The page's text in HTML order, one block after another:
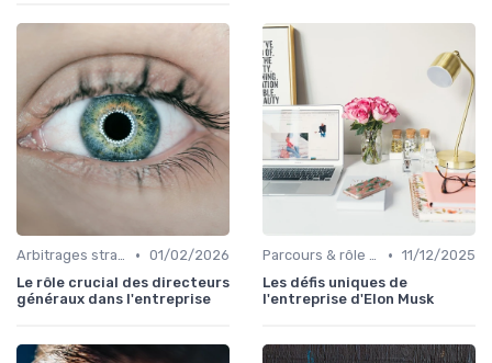
Arbitrages stratégiques & priorisation • 01/02/2026
Le rôle crucial des directeurs
généraux dans l'entreprise
Parcours & rôle du CEO • 11/12/2025
Les défis uniques de
l'entreprise d'Elon Musk